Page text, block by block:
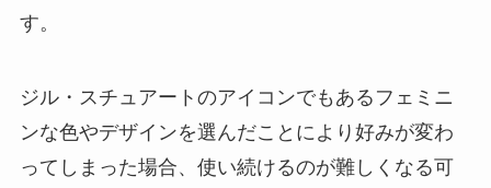
す。
ジル・スチュアートのアイコンでもあるフェミニ
ンな色やデザインを選んだことにより好みが変わ
ってしまった場合、使い続けるのが難しくなる可